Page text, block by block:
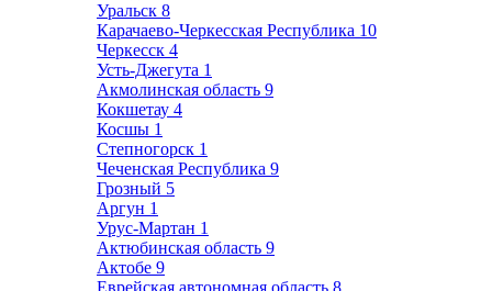
Уральск 8
Карачаево-Черкесская Республика 10
Черкесск 4
Усть-Джегута 1
Акмолинская область 9
Кокшетау 4
Косшы 1
Степногорск 1
Чеченская Республика 9
Грозный 5
Аргун 1
Урус-Мартан 1
Актюбинская область 9
Актобе 9
Еврейская автономная область 8